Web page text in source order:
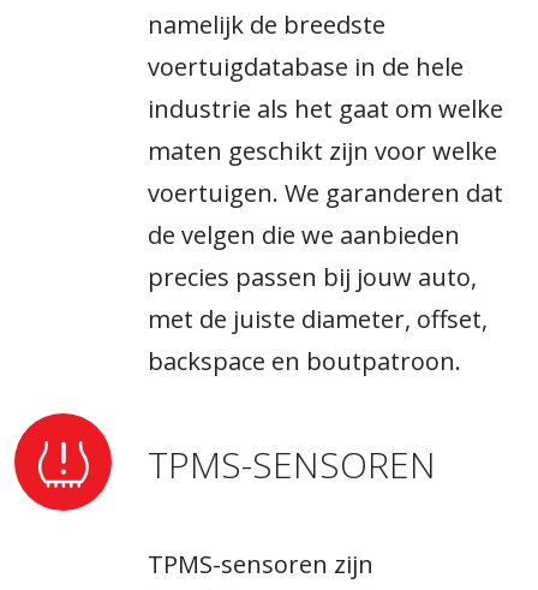
namelijk de breedste
voertuigdatabase in de hele
industrie als het gaat om welke
maten geschikt zijn voor welke
voertuigen. We garanderen dat
de velgen die we aanbieden
precies passen bij jouw auto,
met de juiste diameter, offset,
backspace en boutpatroon.
TPMS-SENSOREN
TPMS-sensoren zijn